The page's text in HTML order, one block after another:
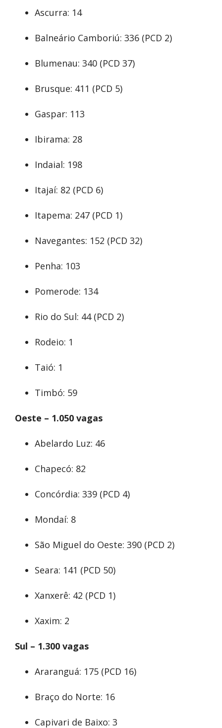
Ascurra: 14
Balneário Camboriú: 336 (PCD 2)
Blumenau: 340 (PCD 37)
Brusque: 411 (PCD 5)
Gaspar: 113
Ibirama: 28
Indaial: 198
Itajaí: 82 (PCD 6)
Itapema: 247 (PCD 1)
Navegantes: 152 (PCD 32)
Penha: 103
Pomerode: 134
Rio do Sul: 44 (PCD 2)
Rodeio: 1
Taió: 1
Timbó: 59
Oeste – 1.050 vagas
Abelardo Luz: 46
Chapecó: 82
Concórdia: 339 (PCD 4)
Mondaí: 8
São Miguel do Oeste: 390 (PCD 2)
Seara: 141 (PCD 50)
Xanxerê: 42 (PCD 1)
Xaxim: 2
Sul – 1.300 vagas
Araranguá: 175 (PCD 16)
Braço do Norte: 16
Capivari de Baixo: 3